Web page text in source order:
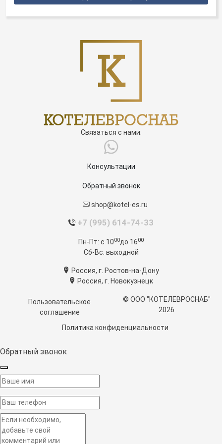
Связаться с нами:
Консультации
Обратный звонок
shop@kotel-es.ru
+7 (995) 614-74-33
Пн-Пт: c 1000до 1600
Сб-Вс: выходной
Россия, г. Ростов-на-Дону
Россия, г. Новокузнецк
Пользовательское
соглашение
© ООО "КОТЕЛЕВРОСНАБ"
2026
Политика конфиденциальности
Обратный звонок